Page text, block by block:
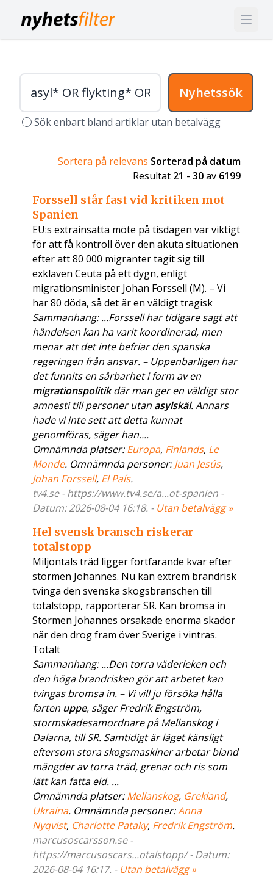
Nyhetssök
Sök enbart bland artiklar utan betalvägg
Sortera på relevans Sorterad på datum
Resultat 21 - 30av 6199
Forssell står fast vid kritiken mot
Spanien
EU:s extrainsatta möte på tisdagen var viktigt
för att få kontroll över den akuta situationen
efter att 80 000 migranter tagit sig till
exklaven Ceuta på ett dygn, enligt
migrationsminister Johan Forssell (M). – Vi
har 80 döda, så det är en väldigt tragisk
Sammanhang: ...Forssell har tidigare sagt att
händelsen kan ha varit koordinerad, men
menar att det inte befriar den spanska
regeringen från ansvar. – Uppenbarligen har
det funnits en sårbarhet i form av en
migrationspolitikdär man ger en väldigt stor
amnesti till personer utan asylskäl. Annars
hade vi inte sett att detta kunnat
genomföras, säger han....
Omnämnda platser:Europa, Finlands, Le
Monde. Omnämnda personer:Juan Jesús,
Johan Forssell, El País.
tv4.se - https://www.tv4.se/a...ot-spanien -
Datum: 2026-08-04 16:18. - Utan betalvägg »
Hel svensk bransch riskerar
totalstopp
Miljontals träd ligger fortfarande kvar efter
stormen Johannes. Nu kan extrem brandrisk
tvinga den svenska skogsbranschen till
totalstopp, rapporterar SR. Kan bromsa in
Stormen Johannes orsakade enorma skador
när den drog fram över Sverige i vintras.
Totalt
Sammanhang: ...Den torra väderleken och
den höga brandrisken gör att arbetet kan
tvingas bromsa in. – Vi vill ju försöka hålla
farten uppe, säger Fredrik Engström,
stormskadesamordnare på Mellanskog i
Dalarna, till SR. Samtidigt är läget känsligt
eftersom stora skogsmaskiner arbetar bland
mängder av torra träd, grenar och ris som
lätt kan fatta eld. ...
Omnämnda platser:Mellanskog, Grekland,
Ukraina. Omnämnda personer:Anna
Nyqvist, Charlotte Pataky, Fredrik Engström.
marcusoscarsson.se -
https://marcusoscars...otalstopp/ - Datum:
2026-08-04 16:17. - Utan betalvägg »